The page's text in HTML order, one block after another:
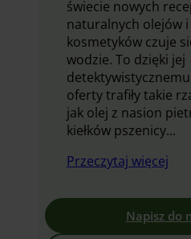
świecie nowych
naturalnych olejów i
kosmetyków czuje
wodzie. To dzięki jej
oferty trafiły takie
jak olej z nasion
kiełków pszenicy...
Przeczytaj więcej
Napisz do